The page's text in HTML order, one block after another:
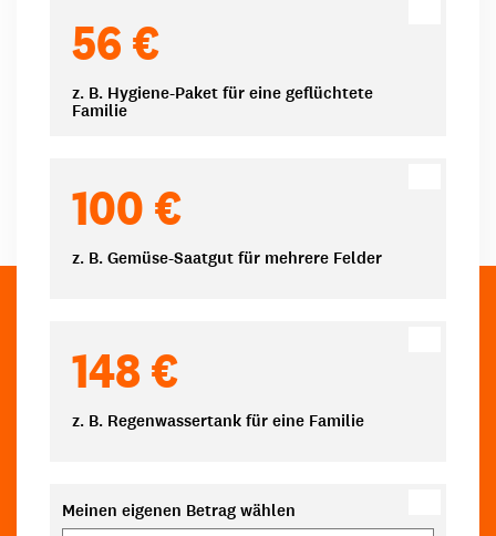
56 €
z. B. Hygiene-Paket für eine geflüchtete
Familie
100 €
z. B. Gemüse-Saatgut für mehrere Felder
148 €
z. B. Regenwassertank für eine Familie
Meinen eigenen Betrag wählen